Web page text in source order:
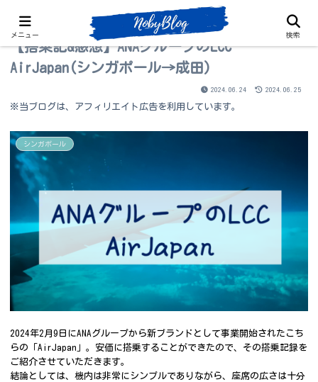
【搭乗記&感想】ANAグループのLCC
AirJapan(シンガポール→成田)
2024.06.24 2024.06.25
※当ブログは、アフィリエイト広告を利用しています。
シンガポール
2024年2月9日にANAグループから新ブランドとして事業開始されたこち
らの「AirJapan」。安価に搭乗することができたので、その搭乗記録を
ご紹介させていただきます。
結論としては、機内は非常にシンプルでありながら、座席の広さは十分
メニュー 検索